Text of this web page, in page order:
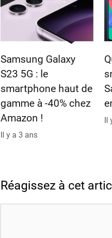
Samsung Galaxy
S23 5G : le
smartphone haut de
gamme à -40% chez
Amazon !
Il y a 3 ans
Réagissez à cet